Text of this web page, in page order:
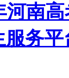
河南
服务